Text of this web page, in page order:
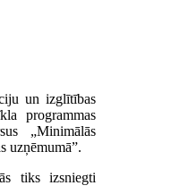
un izglītības
programmas
„Minimālās
uzņēmumā”.
tiks izsniegti